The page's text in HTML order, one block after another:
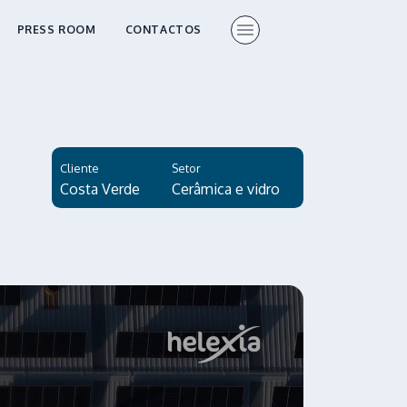
PRESS ROOM CONTACTOS
Cliente
Costa Verde
Setor
Cerâmica e vidro